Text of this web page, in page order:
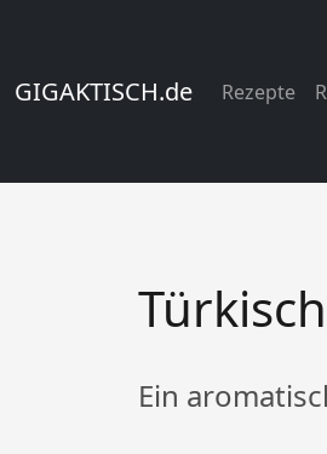
GIGAKTISCH.de Rezepte
Ein